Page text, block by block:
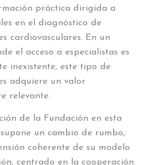
práctica dirigida a
en el diagnóstico de
cardiovasculares. En un
el acceso a especialistas es
inexistente, este tipo de
adquiere un valor
relevante.
de la Fundación en esta
un cambio de rumbo,
coherente de su modelo
centrado en la cooperación